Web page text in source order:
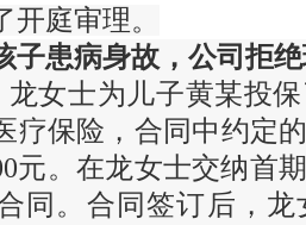
庭审理。
子患病身故，公司拒
女士为儿子黄某投
疗保险，合同中约定
元。在龙女士交纳首
同。合同签订后，